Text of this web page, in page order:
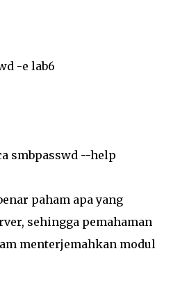
-e lab6
smbpasswd --help
paham apa yang
sehingga pemahaman
menterjemahkan modul